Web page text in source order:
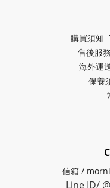
購買須知
售後服
海外運
保養
信箱 /
Line ID/